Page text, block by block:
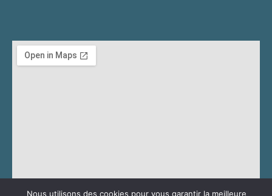
Nous utilisons des cookies pour vous garantir la meilleure